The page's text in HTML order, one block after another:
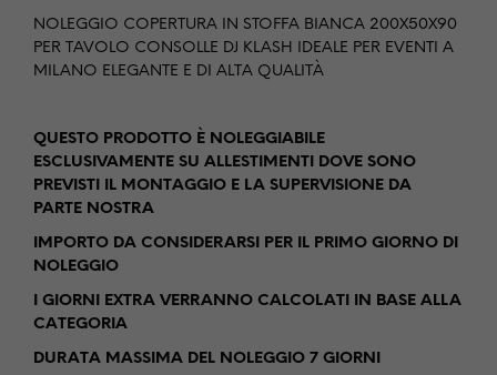
NOLEGGIO COPERTURA IN STOFFA BIANCA 200X50X90
PER TAVOLO CONSOLLE DJ KLASH IDEALE PER EVENTI A
MILANO ELEGANTE E DI ALTA QUALITÀ
QUESTO PRODOTTO È NOLEGGIABILE
ESCLUSIVAMENTE SU ALLESTIMENTI DOVE SONO
PREVISTI IL MONTAGGIO E LA SUPERVISIONE DA
PARTE NOSTRA
IMPORTO DA CONSIDERARSI PER IL PRIMO GIORNO DI
NOLEGGIO
I GIORNI EXTRA VERRANNO CALCOLATI IN BASE ALLA
CATEGORIA
DURATA MASSIMA DEL NOLEGGIO 7 GIORNI